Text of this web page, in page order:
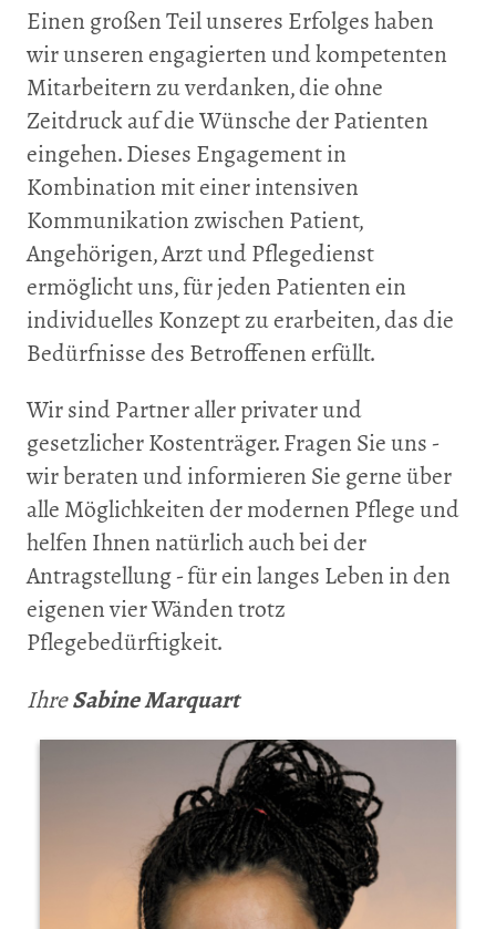
Einen großen Teil unseres Erfolges haben
wir unseren engagierten und kompetenten
Mitarbeitern zu verdanken, die ohne
Zeitdruck auf die Wünsche der Patienten
eingehen. Dieses Engagement in
Kombination mit einer intensiven
Kommunikation zwischen Patient,
Angehörigen, Arzt und Pflegedienst
ermöglicht uns, für jeden Patienten ein
individuelles Konzept zu erarbeiten, das die
Bedürfnisse des Betroffenen erfüllt.
Wir sind Partner aller privater und
gesetzlicher Kostenträger. Fragen Sie uns -
wir beraten und informieren Sie gerne über
alle Möglichkeiten der modernen Pflege und
helfen Ihnen natürlich auch bei der
Antragstellung - für ein langes Leben in den
eigenen vier Wänden trotz
Pflegebedürftigkeit.
IhreSabine Marquart